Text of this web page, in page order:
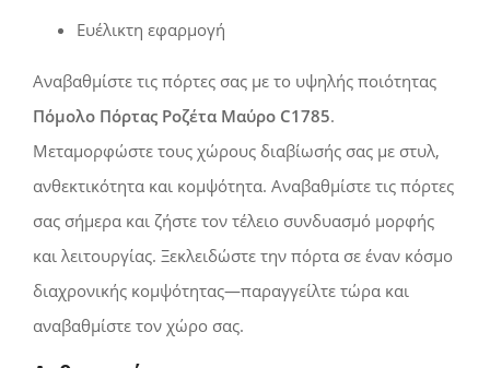
Ευέλικτη εφαρμογή
Αναβαθμίστε τις πόρτες σας με το υψηλής ποιότητας
Πόμολο Πόρτας Ροζέτα Μαύρο C1785.
Μεταμορφώστε τους χώρους διαβίωσής σας με στυλ,
ανθεκτικότητα και κομψότητα. Αναβαθμίστε τις πόρτες
σας σήμερα και ζήστε τον τέλειο συνδυασμό μορφής
και λειτουργίας. Ξεκλειδώστε την πόρτα σε έναν κόσμο
διαχρονικής κομψότητας—παραγγείλτε τώρα και
αναβαθμίστε τον χώρο σας.